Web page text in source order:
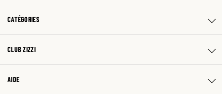
CATÉGORIES
CLUB ZIZZI
AIDE